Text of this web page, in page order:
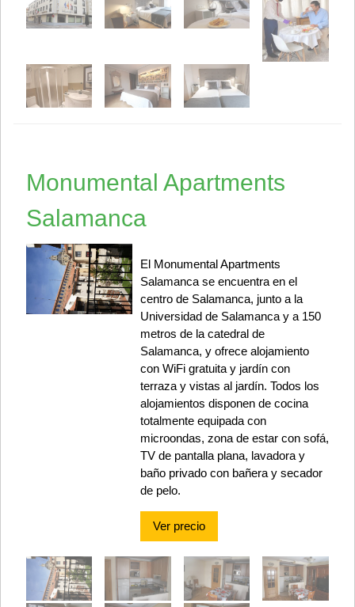
Monumental Apartments
Salamanca
El Monumental Apartments
Salamanca se encuentra en el
centro de Salamanca, junto a la
Universidad de Salamanca y a 150
metros de la catedral de
Salamanca, y ofrece alojamiento
con WiFi gratuita y jardín con
terraza y vistas al jardín. Todos los
alojamientos disponen de cocina
totalmente equipada con
microondas, zona de estar con sofá,
TV de pantalla plana, lavadora y
baño privado con bañera y secador
de pelo.
Ver precio